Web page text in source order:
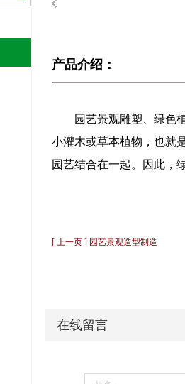
产品介绍：
园艺景观雕塑、绿色
小灌木或草本植物，也就
园艺结合在一起。因此，
[ 上一页 ] 园艺景观造型制造
在线留言